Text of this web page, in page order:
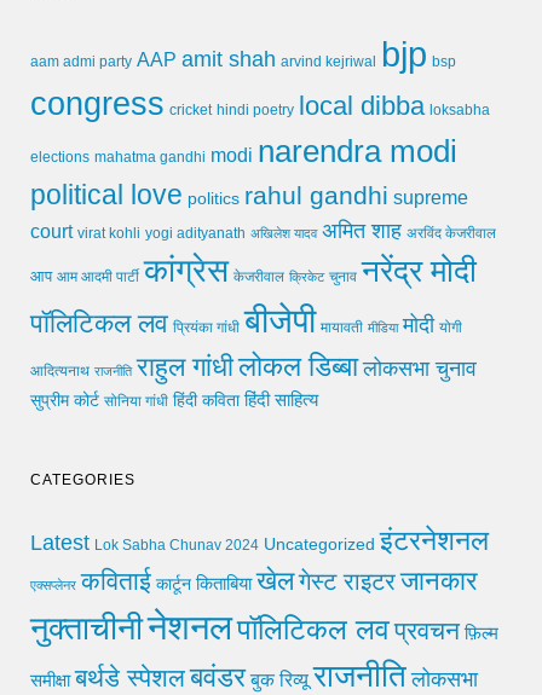
aam admi party AAP amit shah arvind kejriwal bjp bsp
congress cricket hindi poetry local dibba loksabha
elections mahatma gandhi modi narendra modi
political love politics rahul gandhi supreme
court virat kohli yogi adityanath अखिलेश यादव अमित शाह अरविंद केजरीवाल
आप आम आदमी पार्टी कांग्रेस केजरीवाल क्रिकेट चुनाव नरेंद्र मोदी
पॉलिटिकल लव प्रियंका गांधी बीजेपी मायावती मीडिया मोदी योगी
आदित्यनाथ राजनीति राहुल गांधीलोकल डिब्बा लोकसभा चुनाव
सुप्रीम कोर्ट सोनिया गांधी हिंदी कविता हिंदी साहित्य
CATEGORIES
Latest Lok Sabha Chunav 2024 Uncategorized इंटरनेशनल
एक्सप्लेनर कविताई कार्टून किताबिया खेलगेस्ट राइटरजानकार
नुक्ताचीनीनेशनलपॉलिटिकल लवप्रवचन फ़िल्म
समीक्षा बर्थडे स्पेशलबवंडर बुक रिव्यू राजनीति लोकसभा